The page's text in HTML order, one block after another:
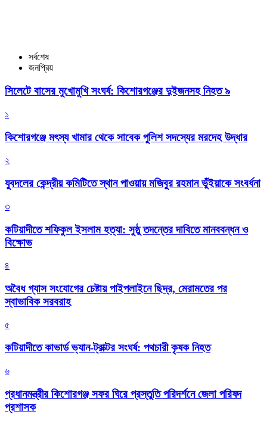
সর্বশেষ
জনপ্রিয়
সিলেটে বাসের মুখোমুখি সংঘর্ষ: কিশোরগঞ্জের দুইজনসহ নিহত ৯
১
কিশোরগঞ্জে মৎস্য খামার থেকে সাবেক পুলিশ সদস্যের মরদেহ উদ্ধার
২
যুবদলের কেন্দ্রীয় কমিটিতে স্থান পাওয়ায় মজিবুর রহমান ভুঁইয়াকে সংবর্ধনা
৩
কটিয়াদীতে শফিকুল ইসলাম হত্যা: সুষ্ঠু তদন্তের দাবিতে মানববন্ধন ও
বিক্ষোভ
৪
অবৈধ গ্যাস সংযোগের চেষ্টায় পাইপলাইনে ছিদ্র, মেরামতের পর
স্বাভাবিক সরবরাহ
৫
কটিয়াদীতে কাভার্ড ভ্যান-ট্রাক্টর সংঘর্ষ: পথচারী কৃষক নিহত
৬
প্রধানমন্ত্রীর কিশোরগঞ্জ সফর ঘিরে প্রস্তুতি পরিদর্শনে জেলা পরিষদ
প্রশাসক